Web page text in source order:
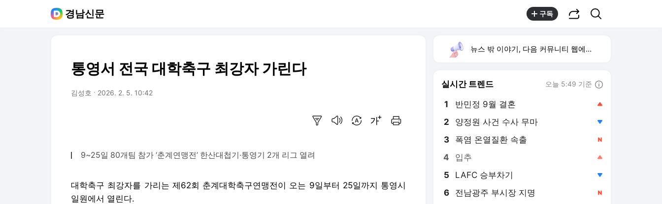
경남신문 구독
통영서 전국 대학축구 최강자 가린다
김성호 2026. 2. 5. 10:42
9~25일 80개팀 참가 ‘춘계연맹전’ 한산대첩기·통영기 2개 리그 열려
대학축구 최강자를 가리는 제62회 춘계대학축구연맹전이 오는 9일부터 25일까지 통영시
일원에서 열린다.
뉴스 밖 이야기, 다음 커뮤니티 웹에서 보기
실시간 트렌드 오늘 5:49 기준
1 반민정 9월 결혼
2 양정원 사건 수사 무마
3 폭염 온열질환 속출
4 입추
5 LAFC 승부차기
6 전남광주 부시장 지명